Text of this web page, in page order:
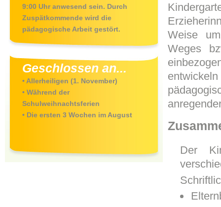
9:00 Uhr anwesend sein. Durch
Zuspätkommende wird die
pädagogische Arbeit gestört.
Geschlossen an...
• Allerheiligen (1. November)
• Während der
Schulweihnachtsferien
• Die ersten 3 Wochen im August
Weise
Weges
Der